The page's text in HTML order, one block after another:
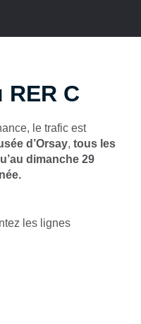
C
le trafic est
d’Orsay, tous les
dimanche 29
les lignes